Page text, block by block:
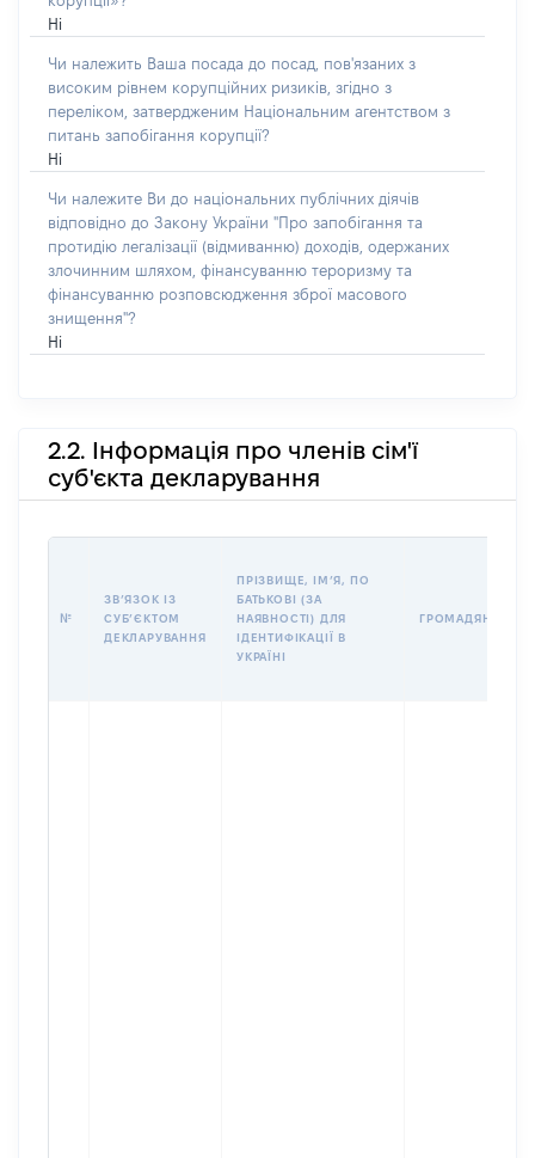
Ні
Чи належить Ваша посада до посад, пов'язаних з
високим рівнем корупційних ризиків, згідно з
переліком, затвердженим Національним агентством з
питань запобігання корупції?
Ні
Чи належите Ви до національних публічних діячів
відповідно до Закону України "Про запобігання та
протидію легалізації (відмиванню) доходів, одержаних
злочинним шляхом, фінансуванню тероризму та
фінансуванню розповсюдження зброї масового
знищення"?
Ні
2.2. Інформація про членів сім'ї
суб'єкта декларування
№
ЗВʼЯЗОК ІЗ
СУБʼЄКТОМ
ДЕКЛАРУВАННЯ
ПРІЗВИЩЕ, ІМʼЯ, ПО
БАТЬКОВІ (ЗА
НАЯВНОСТІ) ДЛЯ
ІДЕНТИФІКАЦІЇ В
УКРАЇНІ
ГРОМАДЯНСТВО